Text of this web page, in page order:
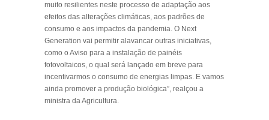
muito resilientes neste processo de adaptação aos
efeitos das alterações climáticas, aos padrões de
consumo e aos impactos da pandemia. O Next
Generation vai permitir alavancar outras iniciativas,
como o Aviso para a instalação de painéis
fotovoltaicos, o qual será lançado em breve para
incentivarmos o consumo de energias limpas. E vamos
ainda promover a produção biológica”, realçou a
ministra da Agricultura.